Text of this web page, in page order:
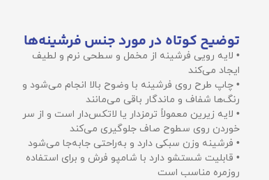
توضیح کوتاه در مورد جنس فرشینه‌ها
• لایه رویی فرشینه از مخمل و سطحی نرم و لطیف
ایجاد می‌کند
• چاپ طرح روی فرشینه با وضوح بالا انجام می‌شود و
رنگ‌ها شفاف و ماندگار باقی می‌مانند
• لایه زیرین معمولاً ترمزدار یا لاتکس‌دار است و از سر
خوردن روی سطوح صاف جلوگیری می‌کند
• فرشینه وزن سبکی دارد و به‌راحتی جابه‌جا می‌شود
• قابلیت شستشو دارد با شامپو فرش و برای استفاده
روزمره مناسب است